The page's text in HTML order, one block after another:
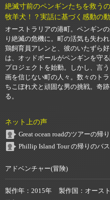
絶滅寸前のペンギンたちを救う
牧羊犬！？実話に基づく感動の
オーストラリアの港町。ペンギン
り絶滅の危機に。町の活気も失わ
鶏飼育員アレンと、彼のいたずら
は、オッドボールがペンギンを守
プロジェクトを始動。しかし、言
画を信じない町の人々。数々のト
ちこぼれ犬と頑固な男の挑戦。奇
る。
ネット上の声
Great ocean roadのツアーの帰
Phillip Island Tour の帰りのバ
アドベンチャー(冒険)
製作年 2015年 製作国 オース